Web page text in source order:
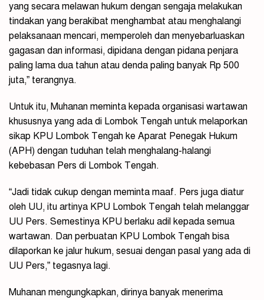
yang secara melawan hukum dengan sengaja melakukan
tindakan yang berakibat menghambat atau menghalangi
pelaksanaan mencari, memperoleh dan menyebarluaskan
gagasan dan informasi, dipidana dengan pidana penjara
paling lama dua tahun atau denda paling banyak Rp 500
juta,” terangnya.
Untuk itu, Muhanan meminta kepada organisasi wartawan
khususnya yang ada di Lombok Tengah untuk melaporkan
sikap KPU Lombok Tengah ke Aparat Penegak Hukum
(APH) dengan tuduhan telah menghalang-halangi
kebebasan Pers di Lombok Tengah.
“Jadi tidak cukup dengan meminta maaf. Pers juga diatur
oleh UU, itu artinya KPU Lombok Tengah telah melanggar
UU Pers. Semestinya KPU berlaku adil kepada semua
wartawan. Dan perbuatan KPU Lombok Tengah bisa
dilaporkan ke jalur hukum, sesuai dengan pasal yang ada di
UU Pers,” tegasnya lagi.
Muhanan mengungkapkan, dirinya banyak menerima